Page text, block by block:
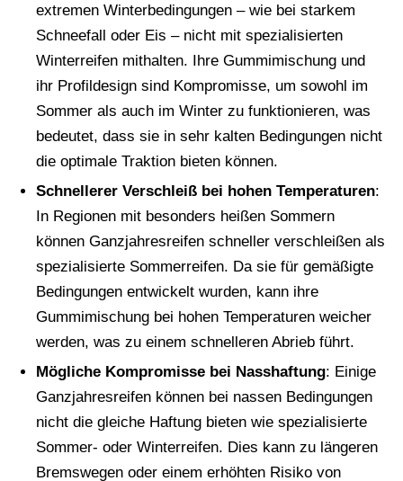
extremen Winterbedingungen – wie bei starkem
Schneefall oder Eis – nicht mit spezialisierten
Winterreifen mithalten. Ihre Gummimischung und
ihr Profildesign sind Kompromisse, um sowohl im
Sommer als auch im Winter zu funktionieren, was
bedeutet, dass sie in sehr kalten Bedingungen nicht
die optimale Traktion bieten können.
Schnellerer Verschleiß bei hohen Temperaturen:
In Regionen mit besonders heißen Sommern
können Ganzjahresreifen schneller verschleißen als
spezialisierte Sommerreifen. Da sie für gemäßigte
Bedingungen entwickelt wurden, kann ihre
Gummimischung bei hohen Temperaturen weicher
werden, was zu einem schnelleren Abrieb führt.
Mögliche Kompromisse bei Nasshaftung: Einige
Ganzjahresreifen können bei nassen Bedingungen
nicht die gleiche Haftung bieten wie spezialisierte
Sommer- oder Winterreifen. Dies kann zu längeren
Bremswegen oder einem erhöhten Risiko von